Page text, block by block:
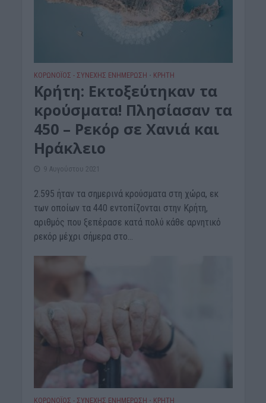
ΚΟΡΩΝΟΪΟΣ - ΣΥΝΕΧΗΣ ΕΝΗΜΕΡΩΣΗ • ΚΡΗΤΗ
Κρήτη: Εκτοξεύτηκαν τα
κρούσματα! Πλησίασαν τα
450 – Ρεκόρ σε Χανιά και
Ηράκλειο
9 Αυγούστου 2021
2.595 ήταν τα σημερινά κρούσματα στη χώρα, εκ
των οποίων τα 440 εντοπίζονται στην Κρήτη,
αριθμός που ξεπέρασε κατά πολύ κάθε αρνητικό
ρεκόρ μέχρι σήμερα στο...
ΚΟΡΩΝΟΪΟΣ - ΣΥΝΕΧΗΣ ΕΝΗΜΕΡΩΣΗ • ΚΡΗΤΗ